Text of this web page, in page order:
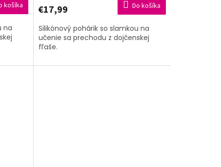
košíka
na
€17,99 Do košíka
Silikónový pohárik so slamkou na
učenie sa prechodu z dojčenskej
fľaše.